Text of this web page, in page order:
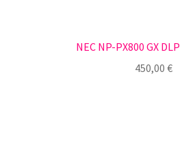
NEC NP-PX800 GX
450,00 €